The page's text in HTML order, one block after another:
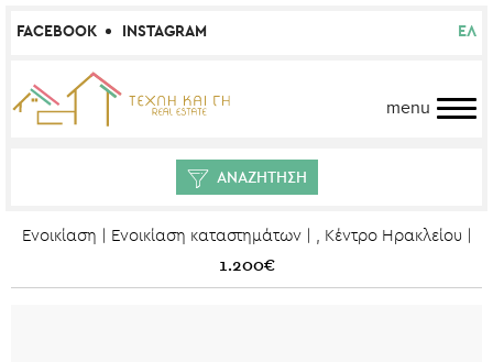
FACEBOOK INSTAGRAM ΕΛ
menu
ΑΝΑΖΗΤΗΣΗ
Ενοικίαση | Ενοικίαση καταστημάτων | , Κέντρο Ηρακλείου |
1.200€